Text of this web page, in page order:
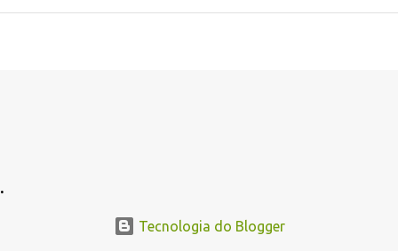
.
Tecnologia do Blogger